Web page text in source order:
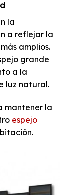
la
a reflejar la
amplios.
grande
a la
luz natural.
mantener la
espejo